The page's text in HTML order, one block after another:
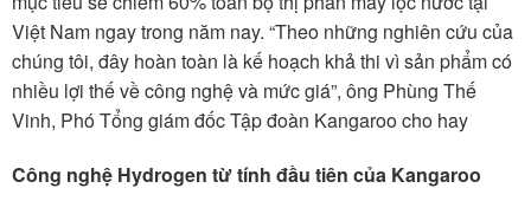
Việt Nam ngay trong năm nay. “Theo những nghiên cứu của
chúng tôi, đây hoàn toàn là kế hoạch khả thi vì sản phẩm có
nhiều lợi thế về công nghệ và mức giá”, ông Phùng Thế
Vinh, Phó Tổng giám đốc Tập đoàn Kangaroo cho hay
Công nghệ Hydrogen từ tính đầu tiên của Kangaroo